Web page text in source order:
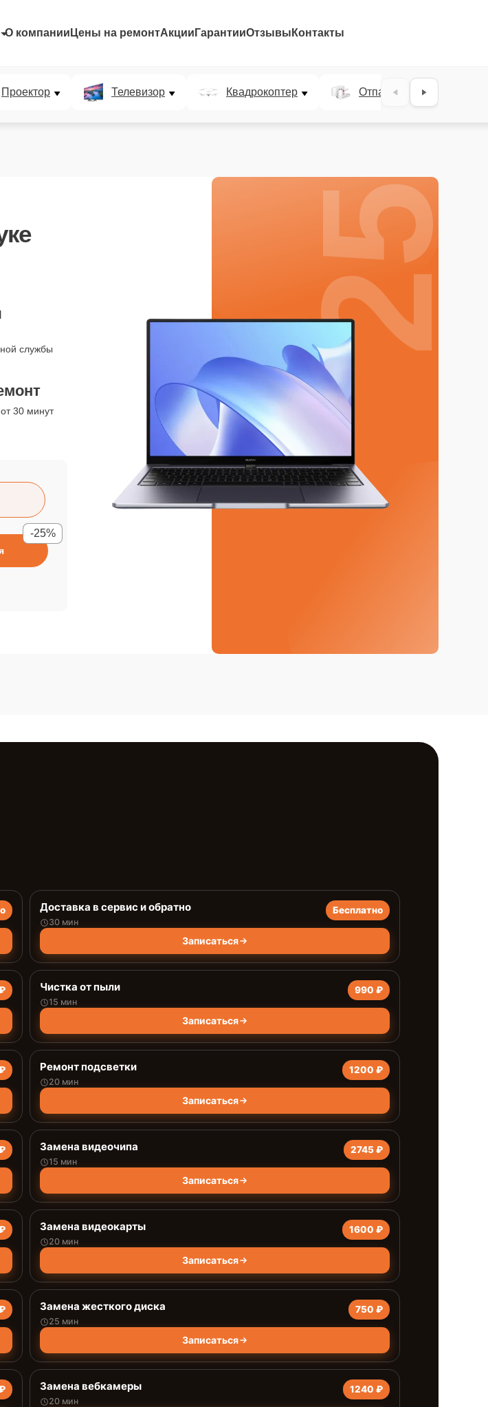
О компании Цены на ремонтАкции ГарантииОтзывы Контакты
Проектор Телевизор Квадрокоптер Отпариватель
службы
30 минут
-25%
25%
Доставка в сервис и обратно
30 мин
Бесплатно
Записаться
Чистка от пыли
15 мин
990 ₽
Записаться
Ремонт подсветки
20 мин
1200 ₽
Записаться
Замена видеочипа
15 мин
2745 ₽
Записаться
Замена видеокарты
20 мин
1600 ₽
Записаться
Замена жесткого диска
25 мин
750 ₽
Записаться
Замена вебкамеры
20 мин
1240 ₽